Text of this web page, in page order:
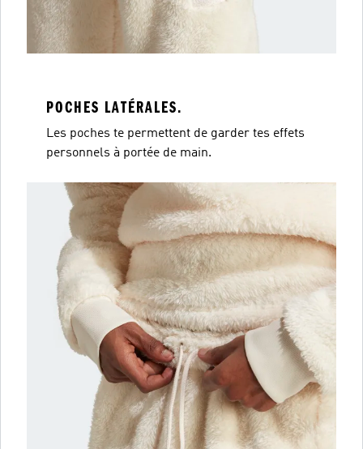
POCHES LATÉRALES.
Les poches te permettent de garder tes effets
personnels à portée de main.